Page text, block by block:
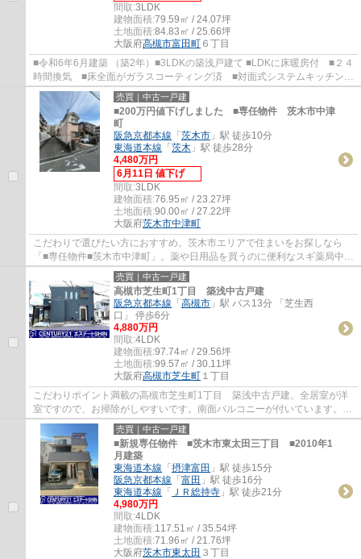
間取:3LDK
建物面積:79.59㎡ / 24.07坪
土地面積:84.83㎡ / 25.66坪
大阪府高槻市富田町 ６丁目
■令和6年6月建築 （築2年）■3LDKの築浅戸建て ■LDKに床暖房付 ■２４
時間換気 ■床全面がガラスコーティング済 ■対面式システムキッチン
■トイレ２ヶ所 ■阪急京都線「総持寺」駅徒歩...
売買｜中古一戸建
■200万円値下げしました ■専任物件 茨木市中津
町
阪急京都本線 「 茨木市 」駅 徒歩10分
東海道本線 「 茨木 」駅 徒歩28分
4,480万円
6月11日 値下げ
間取:3LDK
建物面積:76.95㎡ / 23.27坪
土地面積:90.00㎡ / 27.22坪
大阪府茨木市中津町
こだわりで選びたい方におすすめ。茨木市エリアで住まいをお探しなら
「■専任物件■茨木市中津町」。薬や日用品を買うのに便利なスギ薬局中津
店まで253mです。玄関ポーチがございます。...
売買｜中古一戸建
高槻市芝生町1丁目 築浅中古戸建
阪急京都本線 「 高槻市 」駅 バス13分 「芝生西
口」 停歩6分
4,880万円
間取:4LDK
建物面積:97.74㎡ / 29.56坪
土地面積:99.57㎡ / 30.11坪
大阪府高槻市芝生町 １丁目
こだわりポイント満載の高槻市芝生町1丁目 築浅中古戸建。全居室が洋
室ですので、お掃除がしやすいです。南面バルコニーが付いています。浴
室乾燥機のあるお風呂場は洗濯物を干すとき...
売買｜中古一戸建
■新規専任物件 ■茨木市東太田三丁目 ■2010年1
月建築
東海道本線 「 摂津富田 」駅 徒歩15分
阪急京都本線 「 富田 」駅 徒歩16分
東海道本線 「 ＪＲ総持寺 」駅 徒歩21分
4,980万円
間取:4LDK
建物面積:117.51㎡ / 35.54坪
土地面積:71.96㎡ / 21.76坪
大阪府茨木市東太田 ３丁目